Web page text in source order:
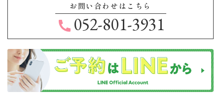
お問い合わせはこちら
052-801-3931